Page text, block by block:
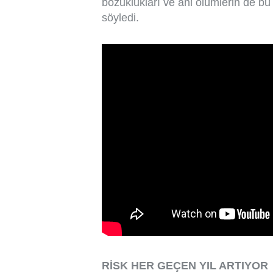
bozuklukları ve ani ölümlerin de bu
söyledi.
RİSK HER GEÇEN YIL ARTIYOR